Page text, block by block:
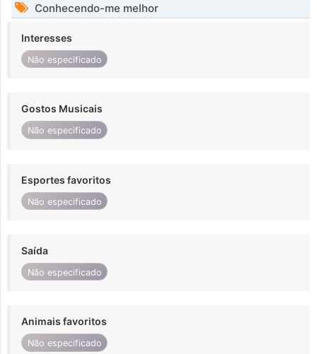
Conhecendo-me melhor
Interesses
Não especificado
Gostos Musicais
Não especificado
Esportes favoritos
Não especificado
Saída
Não especificado
Animais favoritos
Não especificado